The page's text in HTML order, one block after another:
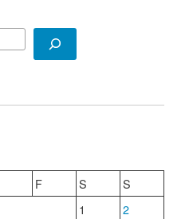
F S
S
1
2